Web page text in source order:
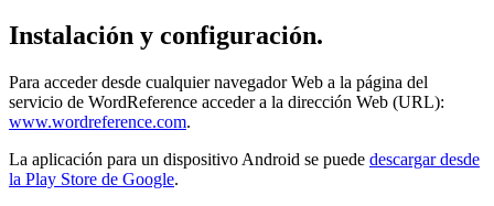
Instalación y configuración.
Para acceder desde cualquier navegador Web a la página del
servicio de WordReference acceder a la dirección Web (URL):
www.wordreference.com.
La aplicación para un dispositivo Android se puede descargar desde
la Play Store de Google.